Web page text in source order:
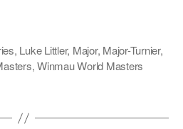
, Luke Littler, Major, Major-Turnier,
,Winmau World Masters